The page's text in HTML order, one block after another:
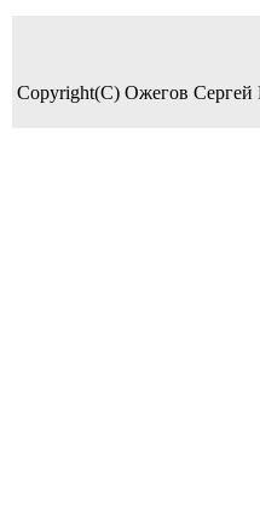
Copyright(C) Ожегов Сергей